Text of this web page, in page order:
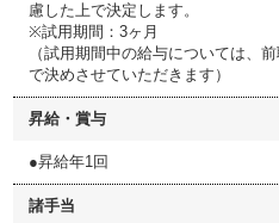
慮した上で決定します。
※試用期間：3ヶ月
（試用期間中の給与については、
で決めさせていただきます）
昇給・賞与
●昇給年1回
諸手当